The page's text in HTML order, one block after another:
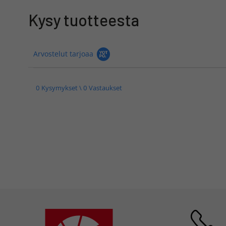
Kysy tuotteesta
Arvostelut tarjoaa
0 Kysymykset \ 0 Vastaukset